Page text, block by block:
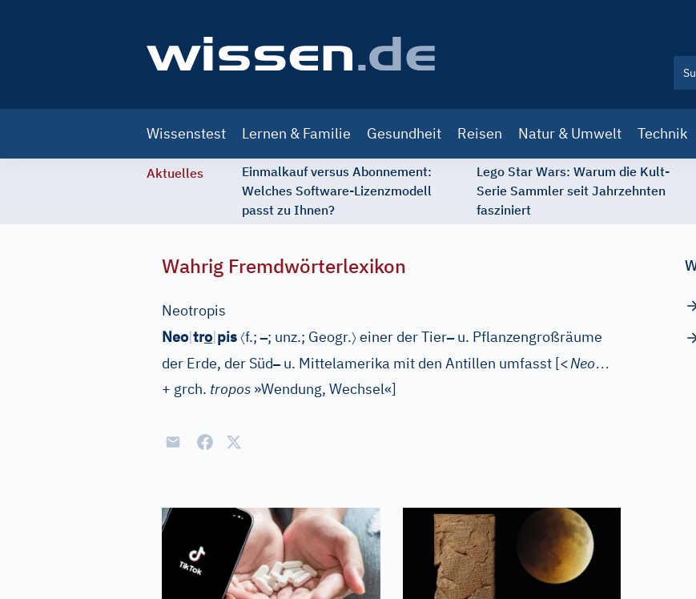
navigation
Wissenstest Lernen & Familie Gesundheit Reisen Natur & Umwelt Technik
Aktuelles
Einmalkauf versus Abonnement:
Welches Software-Lizenzmodell
passt zu Ihnen?
Lego Star Wars: Warum die Kult-
Serie Sammler seit Jahrzehnten
fasziniert
Wahrig Fremdwörterlexikon
Neotropis
Neo|tro|pis〈f.;–; unz.; Geogr.〉einer der Tier–u. Pflanzengroßräume
der Erde, der Süd–u. Mittelamerika mit den Antillen umfasst [<Neo…
+ grch. tropos »Wendung, Wechsel«]